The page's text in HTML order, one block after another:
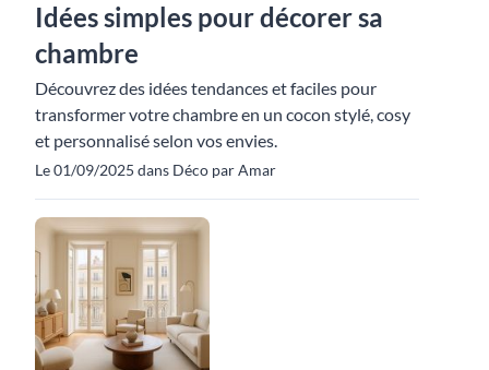
Idées simples pour décorer sa
chambre
Découvrez des idées tendances et faciles pour
transformer votre chambre en un cocon stylé, cosy
et personnalisé selon vos envies.
Le 01/09/2025 dans Déco par Amar